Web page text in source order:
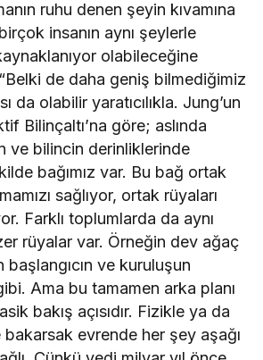
ruhu denen şeyin kıvamına
insanın aynı şeylerle
olabileceğine
de daha geniş bilmediğimiz
da olabilir yaratıcılıkla. Jung’un
Bilinçaltı’na göre; aslında
ve bilincin derinliklerinde
bağımız var. Bu bağ ortak
sağlıyor, ortak rüyaları
Farklı toplumlarda da aynı
rüyalar var. Örneğin dev ağaç
ve kuruluşun
Ama bu tamamen arka planı
bakış açısıdır. Fizikle ya da
evrende her şey aşağı